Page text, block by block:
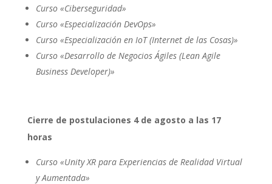
Curso «Ciberseguridad»
Curso «Especialización DevOps»
Curso «Especialización en IoT (Internet de las Cosas)»
Curso «Desarrollo de Negocios Ágiles (Lean Agile
Business Developer)»
Cierre de postulaciones 4 de agosto a las 17
horas
Curso «Unity XR para Experiencias de Realidad Virtual
y Aumentada»